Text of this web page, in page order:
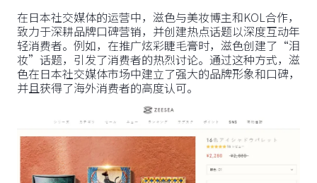
在日本社交媒体的运营中，滋色与美妆博主和KOL合作，
致力于深耕品牌口碑营销，并创建热点话题以深度互动年
轻消费者。例如，在推广炫彩睫毛膏时，滋色创建了“泪
妆”话题，引发了消费者的热烈讨论。通过这种方式，滋
色在日本社交媒体市场中建立了强大的品牌形象和口碑，
并且获得了海外消费者的高度认可。